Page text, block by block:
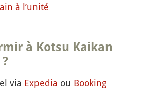
à l’unité
à Kotsu Kaikan
via Expedia ou Booking